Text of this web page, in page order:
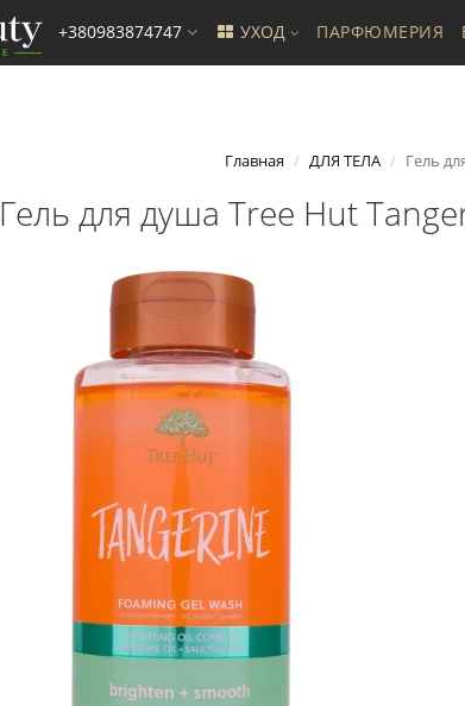
+380983874747 УХОД ПАРФЮМЕРИЯ
Главная ДЛЯ ТЕЛА Гель
Гель для душа Tree Hut